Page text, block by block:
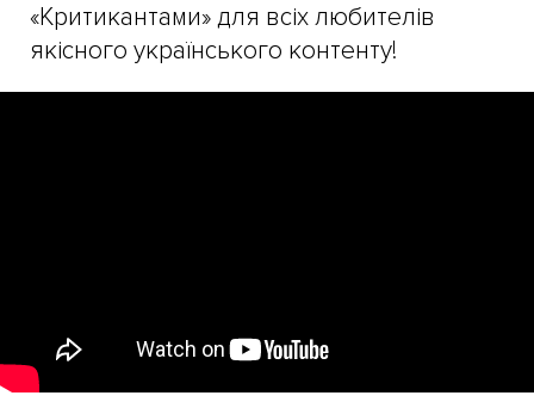
«Критикантами» для всіх любителів
якісного українського контенту!